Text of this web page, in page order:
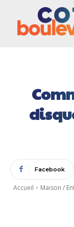
Facebook
Accueil Maison /